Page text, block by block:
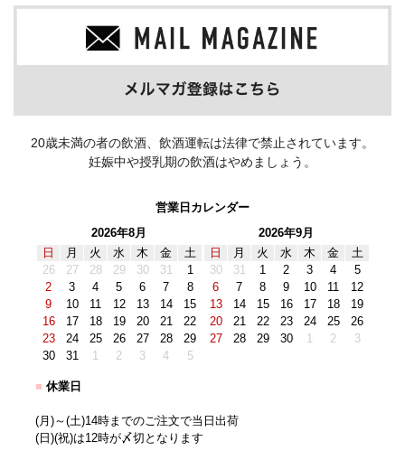
20歳未満の者の飲酒、飲酒運転は法律で禁止されています。
妊娠中や授乳期の飲酒はやめましょう。
営業日カレンダー
2026年8月
日
月 火 水 木 金
土
26
27 28 29 30 31
1
2
3 4 5 6 7
8
9
10 11 12 13 14
15
16
17 18 19 20 21
22
23
24 25 26 27 28
29
30
31 1 2 3 4 5
2026年9月
日
月 火 水 木 金
土
30
31 1 2 3 4
5
6
7 8 9 10 11
12
13
14 15 16 17 18
19
20
21 22 23 24 25
26
27
28 29 30 1 2 3
■ 休業日
(月)～(土)14時までのご注文で当日出荷
(日)(祝)は12時が〆切となります